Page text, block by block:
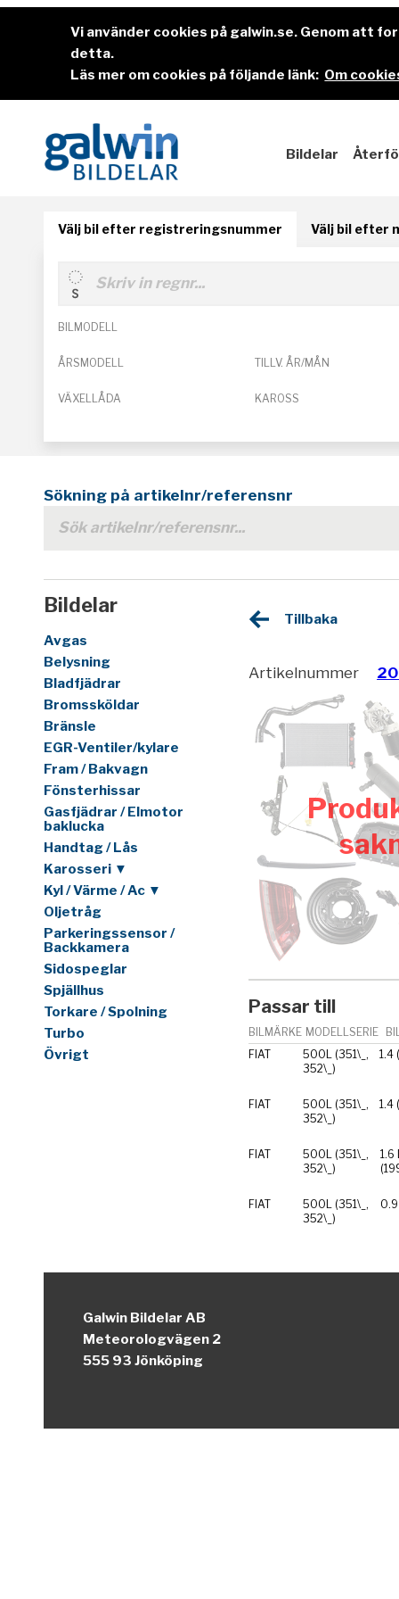
Vi använder cookies på galwin.se. Genom att
detta.
Läs mer om cookies på följande länk: Om
Bildelar
Välj bil efter registreringsnummer Välj bil efter
BILMODELL
ÅRSMODELL TILLV. ÅR/MÅN
VÄXELLÅDA KAROSS
Sökning på artikelnr/referensnr
Bildelar
Avgas
Belysning
Bladfjädrar
Bromssköldar
Bränsle
EGR-Ventiler/kylare
Fram / Bakvagn
Fönsterhissar
Gasfjädrar / Elmotor
baklucka
Handtag / Lås
Karosseri ▼
Kyl / Värme / Ac ▼
Oljetråg
Parkeringssensor /
Backkamera
Sidospeglar
Spjällhus
Torkare / Spolning
Turbo
Övrigt
Tillbaka
Artikelnummer
Passar till
BILMÄRKE MODELLSERIE
FIAT
500L (351\_,
352\_)
1.4
FIAT
500L (351\_,
352\_)
1.4
FIAT
500L (351\_,
352\_)
1.6
FIAT
500L (351\_,
352\_)
0.9
Galwin Bildelar AB
Meteorologvägen 2
555 93 Jönköping